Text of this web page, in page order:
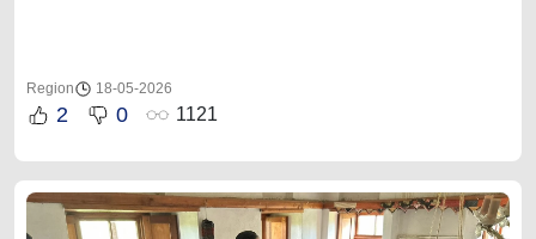
Region 18-05-2026
2 0 1121